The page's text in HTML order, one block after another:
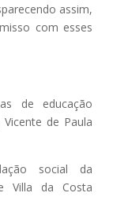
assim,
com esses
de educação
de Paula
social da
Villa da Costa